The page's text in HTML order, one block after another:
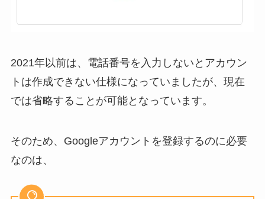
2021年以前は、電話番号を入力しないとアカウン
トは作成できない仕様になっていましたが、現在
では省略することが可能となっています。
そのため、Googleアカウントを登録するのに必要
なのは、